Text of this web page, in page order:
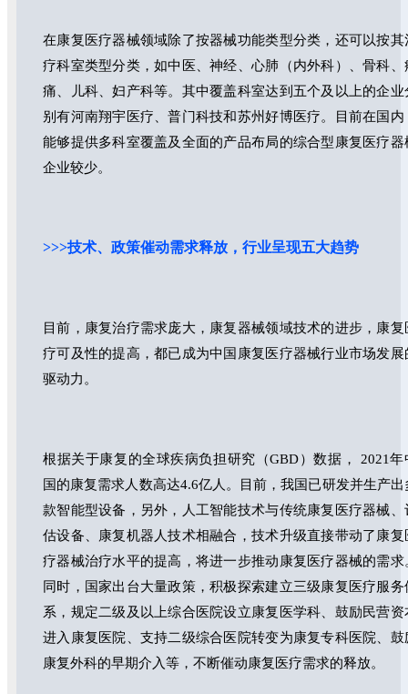
在康复医疗器械领域除了按器械功能类型分类，还可以按其
疗科室类型分类，如中医、神经、心肺（内外科）、骨科、
痛、儿科、妇产科等。其中覆盖科室达到五个及以上的企业
别有河南翔宇医疗、普门科技和苏州好博医疗。目前在国内
能够提供多科室覆盖及全面的产品布局的综合型康复医疗器
企业较少。
>>>技术、政策催动需求释放，行业呈现五大趋势
目前，康复治疗需求庞大，康复器械领域技术的进步，康复
疗可及性的提高，都已成为中国康复医疗器械行业市场发展
驱动力。
根据关于康复的全球疾病负担研究（GBD）数据， 2021年
国的康复需求人数高达4.6亿人。目前，我国已研发并生产出
款智能型设备，另外，人工智能技术与传统康复医疗器械、
估设备、康复机器人技术相融合，技术升级直接带动了康复
疗器械治疗水平的提高，将进一步推动康复医疗器械的需求
同时，国家出台大量政策，积极探索建立三级康复医疗服务
系，规定二级及以上综合医院设立康复医学科、鼓励民营资
进入康复医院、支持二级综合医院转变为康复专科医院、鼓
康复外科的早期介入等，不断催动康复医疗需求的释放。